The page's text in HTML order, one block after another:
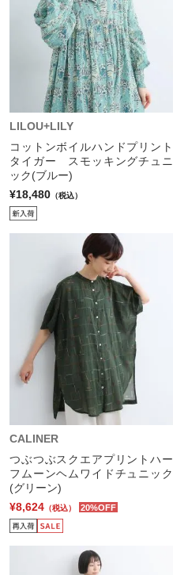
LILOU+LILY
コットンボイルハンドプリント
タイガー スモッキングチュニ
ック(ブルー)
¥18,480 （税込）
CALINER
つぶつぶスクエアプリントハー
フムーンヘムワイドチュニック
(グリーン)
¥8,624 （税込） 20%OFF